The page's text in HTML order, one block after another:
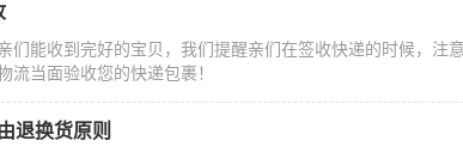
们能收到完好的宝贝，我们提醒亲们在签收快递的时候，注
流当面验收您的快递包裹！
退换货原则